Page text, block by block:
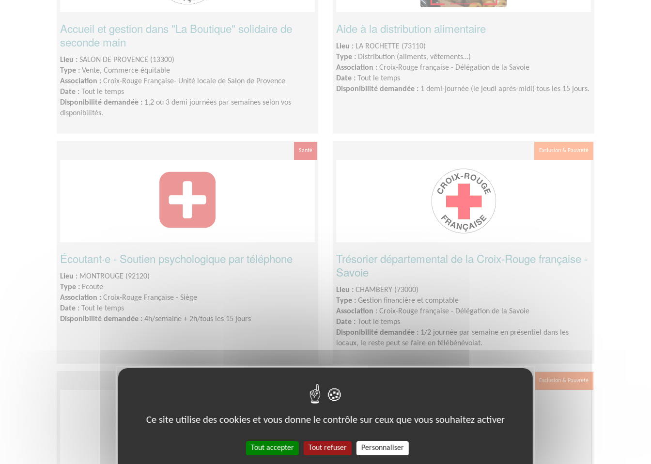
Accueil et gestion dans "La Boutique" solidaire de
seconde main
Lieu : SALON DE PROVENCE (13300)
Type : Vente, Commerce équitable
Association : Croix-Rouge Française- Unité locale de Salon de Provence
Date :
Tout le temps
Disponibilité demandée : 1,2 ou 3 demi journées par semaines selon vos
disponibilités.
Aide à la distribution alimentaire
Lieu : LA ROCHETTE (73110)
Type : Distribution (aliments, vêtements…)
Association : Croix-Rouge française - Délégation de la Savoie
Date :
Tout le temps
Disponibilité demandée : 1 demi-journée (le jeudi après-midi) tous les 15 jours.
Santé
Écoutant·e - Soutien psychologique par téléphone
Lieu : MONTROUGE (92120)
Type : Ecoute
Association : Croix-Rouge Française - Siège
Date :
Tout le temps
Disponibilité demandée : 4h/semaine + 2h/tous les 15 jours
Exclusion & Pauvreté
Trésorier départemental de la Croix-Rouge française -
Savoie
Lieu : CHAMBERY (73000)
Type : Gestion financière et comptable
Association : Croix-Rouge française - Délégation de la Savoie
Date :
Tout le temps
Disponibilité demandée : 1/2 journée par semaine en présentiel dans les
locaux, le reste peut se faire en télébénévolat.
Exclusion & Pauvreté
Ce site utilise des cookies et vous donne le contrôle sur ceux que vous souhaitez activer
Tout accepter Tout refuser Personnaliser